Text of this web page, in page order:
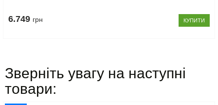
6.749 грн КУПИТИ
Зверніть увагу на наступні
товари: